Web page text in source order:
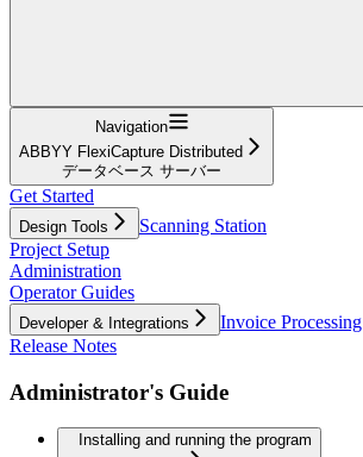
Navigation
ABBYY FlexiCapture Distributed
データベース サーバー
Get Started
Design Tools
Scanning Station
Project Setup
Administration
Operator Guides
Developer & Integrations
Invoice Processing
Release Notes
Administrator's Guide
Installing and running the program